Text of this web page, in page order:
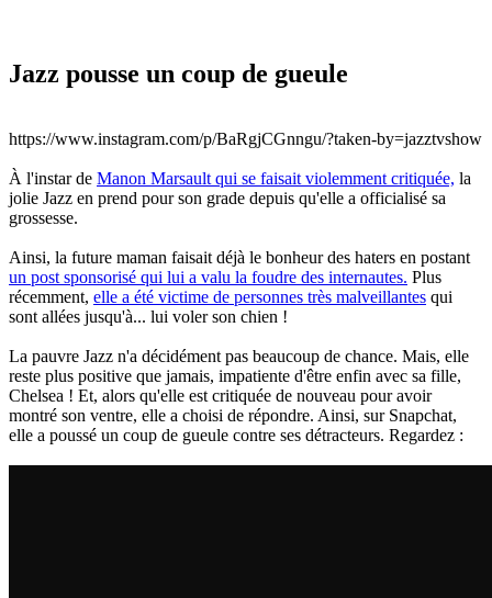
Jazz pousse un coup de gueule
https://www.instagram.com/p/BaRgjCGnngu/?taken-by=jazztvshow
À l'instar de Manon Marsault qui se faisait violemment critiquée, la
jolie Jazz en prend pour son grade depuis qu'elle a officialisé sa
grossesse.
Ainsi, la future maman faisait déjà le bonheur des haters en postant
un post sponsorisé qui lui a valu la foudre des internautes. Plus
récemment, elle a été victime de personnes très malveillantes qui
sont allées jusqu'à... lui voler son chien !
La pauvre Jazz n'a décidément pas beaucoup de chance. Mais, elle
reste plus positive que jamais, impatiente d'être enfin avec sa fille,
Chelsea ! Et, alors qu'elle est critiquée de nouveau pour avoir
montré son ventre, elle a choisi de répondre. Ainsi, sur Snapchat,
elle a poussé un coup de gueule contre ses détracteurs. Regardez :